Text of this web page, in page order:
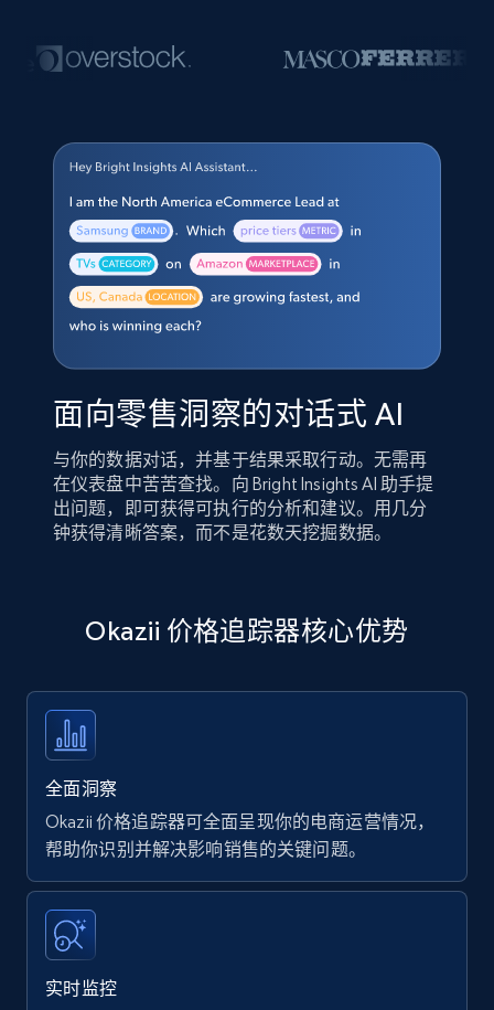
面向零售洞察的对话式 AI
与你的数据对话，并基于结果采取行动。无需再
在仪表盘中苦苦查找。向 Bright Insights AI 助手提
出问题，即可获得可执行的分析和建议。用几分
钟获得清晰答案，而不是花数天挖掘数据。
Okazii 价格追踪器核心优势
全面洞察
Okazii 价格追踪器可全面呈现你的电商运营情况，
帮助你识别并解决影响销售的关键问题。
实时监控